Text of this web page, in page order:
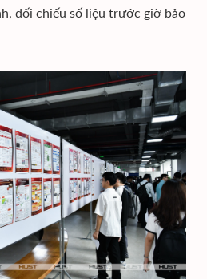
đối chiếu số liệu trước giờ bảo